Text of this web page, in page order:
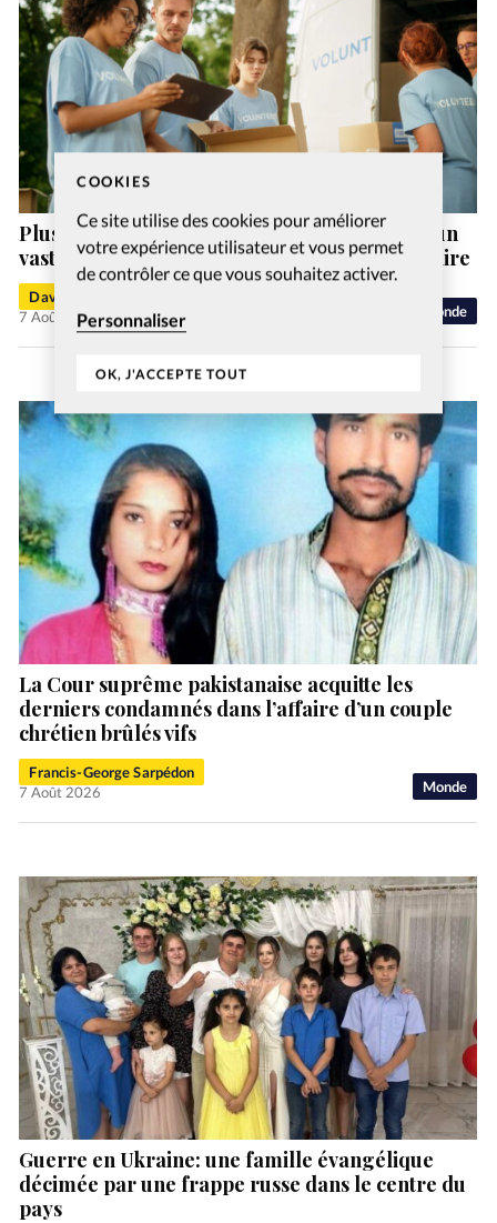
COOKIES
Ce site utilise des cookies pour améliorer
votre expérience utilisateur et vous permet
de contrôler ce que vous souhaitez activer.
Personnaliser
OK, J'ACCEPTE TOUT
Monde
Plusieurs ONG évangéliques bénéficiaires d’un
vaste programme étatsunien d’aide humanitaire
David Métreau
7 Août 2026
Monde
La Cour suprême pakistanaise acquitte les
derniers condamnés dans l’affaire d’un couple
chrétien brûlés vifs
Francis-George Sarpédon
7 Août 2026
Guerre en Ukraine: une famille évangélique
décimée par une frappe russe dans le centre du
pays